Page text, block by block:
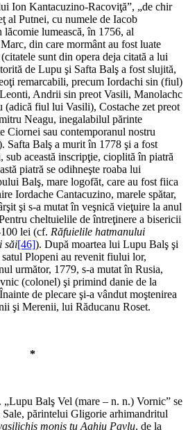
Ion Kantacuzino-Racoviţă”, „de chir
al Putnei, cu numele de Iacob
lăcomie lumească, în 1756, al
din care mormânt au fost luate
sunt din opera deja citată a lui
de Lupu şi Safta Balş a fost slujită,
remarcabili, precum Iordachi sin (fiul)
Andrii sin preot Vasili, Manolachc
(adică fiul lui Vasili), Costache zet preot
Neagu, inegalabilul părinte
Ciornei sau contemporanul nostru
Safta Balş a murit în 1778 şi a fost
sub această inscripţie, cioplită în piatră
piatră se odihneşte roaba lui
Balş, mare logofăt, care au fost fiica
Iordache Cantacuzino, marele spătar,
şi s-a mutat în veşnică vieţuire la anul
cheltuielile de întreţinere a bisericii
lei (cf. Răfuielile hatmanului
săi[46]). După moartea lui Lupu Balş şi
Plopeni au revenit fiului lor,
următor, 1779, s-a mutat în Rusia,
(colonel) şi primind danie de la
de plecare şi-a vândut moştenirea
şi Merenii, lui Răducanu Roset.
*
„Lupu Balş Vel (mare – n. n.) Vornic” se
părintelui Gligorie arhimandritul
monis tu Aghiu Pavlu, de la